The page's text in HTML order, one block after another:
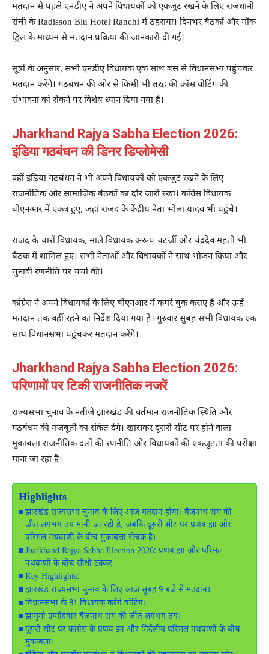
मतदान से पहले एनडीए ने अपने विधायकों को एकजुट रखने के लिए राजधानी
रांची के Radisson Blu Hotel Ranchi में ठहराया। दिनभर बैठकों और मॉक
ड्रिल के माध्यम से मतदान प्रक्रिया की जानकारी दी गई।
सूत्रों के अनुसार, सभी एनडीए विधायक एक साथ बस से विधानसभा पहुंचकर
मतदान करेंगे। गठबंधन की ओर से किसी भी तरह की क्रॉस वोटिंग की
संभावना को रोकने पर विशेष ध्यान दिया गया है।
Jharkhand Rajya Sabha Election 2026:
इंडिया गठबंधन की डिनर डिप्लोमेसी
वहीं इंडिया गठबंधन ने भी अपने विधायकों को एकजुट रखने के लिए
राजनीतिक और सामाजिक बैठकों का दौर जारी रखा। कांग्रेस विधायक
बीएनआर में एकत्र हुए, जहां राजद के केंद्रीय नेता भोला यादवभी पहुंचे।
राजद के चारों विधायक, माले विधायकअरूप चटर्जी औरचंद्रदेव महतो भी
बैठक में शामिल हुए। सभी नेताओं और विधायकों ने साथ भोजन किया और
चुनावी रणनीति पर चर्चा की।
कांग्रेस ने अपने विधायकों के लिए बीएनआर में कमरे बुक कराए हैं और उन्हें
मतदान तक वहीं रहने का निर्देश दिया गया है। गुरुवार सुबह सभी विधायक एक
साथ विधानसभा पहुंचकर मतदान करेंगे।
Jharkhand Rajya Sabha Election 2026:
परिणामों पर टिकी राजनीतिक नजरें
राज्यसभा चुनाव के नतीजे झारखंड की वर्तमान राजनीतिक स्थिति और
गठबंधन की मजबूती का संकेत देंगे। खासकर दूसरी सीट पर होने वाला
मुकाबला राजनीतिक दलों की रणनीति और विधायकों की एकजुटता की परीक्षा
माना जा रहा है।
Highlights
झारखंड राज्यसभा चुनाव के लिए आज मतदान होगा। बैजनाथ राम की
जीत लगभग तय मानी जा रही है, जबकि दूसरी सीट पर प्रणव झा और
परिमल नथवाणी के बीच मुकाबला रोचक है।
Jharkhand Rajya Sabha Election 2026: प्रणव झा और परिमल
नथवाणी के बीच सीधी टक्कर
Key Highlights:
झारखंड राज्यसभा चुनाव के लिए आज सुबह 9 बजे से मतदान।
विधानसभा के 81 विधायक करेंगे वोटिंग।
झामुमो उम्मीदवार बैजनाथ राम की जीत लगभग तय।
दूसरी सीट पर कांग्रेस के प्रणव झा और निर्दलीय परिमल नथवाणी के बीच
मुकाबला।